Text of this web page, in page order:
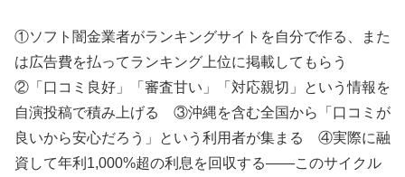
①ソフト闇金業者がランキングサイトを自分で作る、また
は広告費を払ってランキング上位に掲載してもらう
②「口コミ良好」「審査甘い」「対応親切」という情報を
自演投稿で積み上げる ③沖縄を含む全国から「口コミが
良いから安心だろう」という利用者が集まる ④実際に融
資して年利1,000%超の利息を回収する——このサイクル